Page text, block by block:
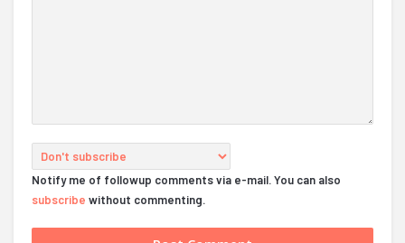
Notify me of followup comments via e-mail. You can also
subscribe without commenting.